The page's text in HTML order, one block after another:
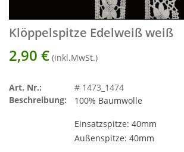
Klöppelspitze Edelweiß weiß
2,90 € (inkl.MwSt.)
Art. Nr.:
# 1473_1474
Beschreibung:
100% Baumwolle
Einsatzspitze: 40mm
Außenspitze: 40mm